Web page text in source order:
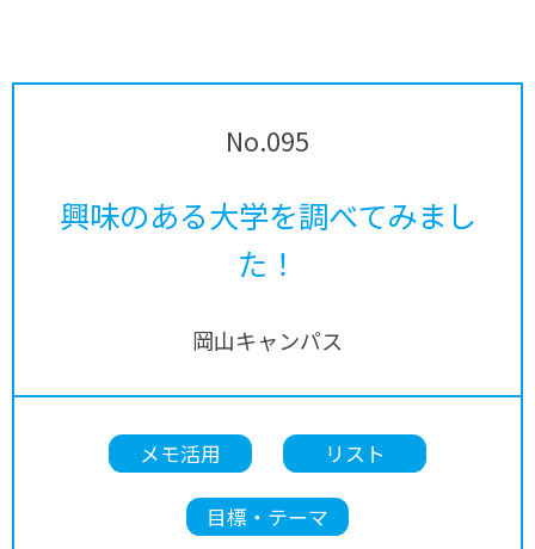
No.095
興味のある大学を調べてみまし
た！
岡山キャンパス
メモ活用 リスト
目標・テーマ